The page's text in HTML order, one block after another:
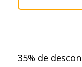
35% de